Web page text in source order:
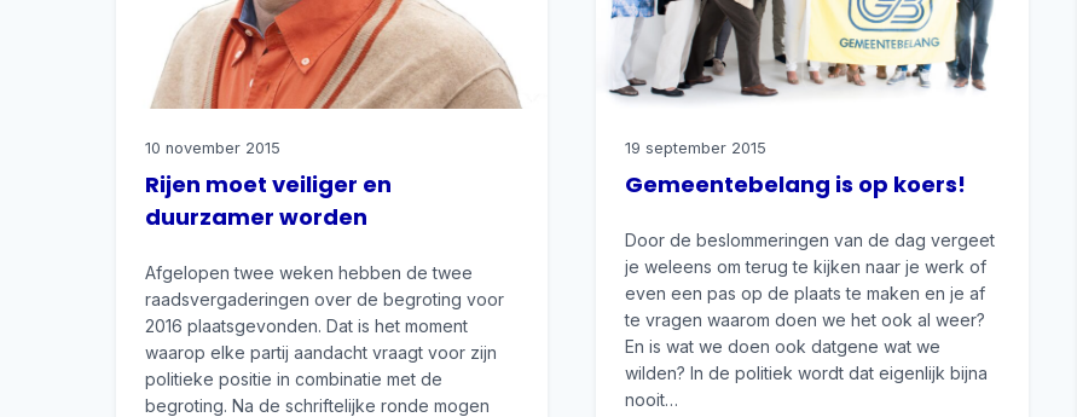
en
Rijen
Rijen moet veiliger en
duurzamer worden
10 november 2015
Afgelopen twee weken hebben de twee
raadsvergaderingen over de begroting voor
2016 plaatsgevonden. Dat is het moment
waarop elke partij aandacht vraagt voor zijn
politieke positie in combinatie met de
begroting. Na de schriftelijke ronde mogen
Gemeentebelang is op koers!
19 september 2015
Door de beslommeringen van de dag vergeet
je weleens om terug te kijken naar je werk of
even een pas op de plaats te maken en je af
te vragen waarom doen we het ook al weer?
En is wat we doen ook datgene wat we
wilden? In de politiek wordt dat eigenlijk bijna
nooit…